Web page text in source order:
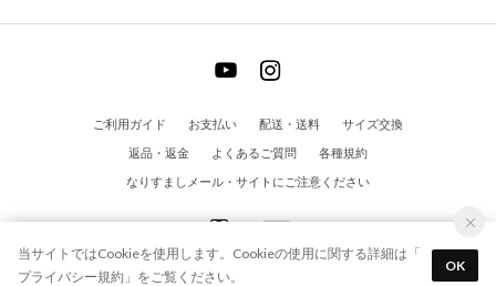
ご利用ガイド お支払い 配送・送料
サイズ交換
返品・返金
よくあるご質問
各種規約
なりすましメール・サイトにご注意ください
© EVOL All Rights Reserved
当サイトではCookieを使用します。Cookieの使用に関する詳細は「
プライバシー規約 」をご覧ください。
OK